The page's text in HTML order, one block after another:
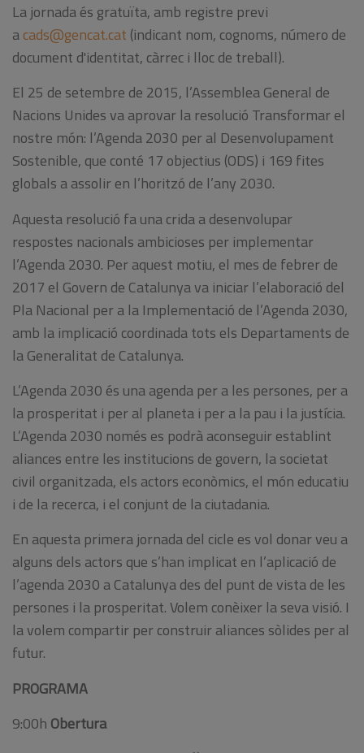
La jornada és gratuïta, amb registre previ
acads@gencat.cat (indicant nom, cognoms, número de
document d'identitat, càrrec i lloc de treball).
El 25 de setembre de 2015, l’Assemblea General de
Nacions Unides va aprovar la resolució Transformar el
nostre món: l’Agenda 2030 per al Desenvolupament
Sostenible, que conté 17 objectius (ODS) i 169 fites
globals a assolir en l’horitzó de l’any 2030.
Aquesta resolució fa una crida a desenvolupar
respostes nacionals ambicioses per implementar
l’Agenda 2030. Per aquest motiu, el mes de febrer de
2017 el Govern de Catalunya va iniciar l’elaboració del
Pla Nacional per a la Implementació de l’Agenda 2030,
amb la implicació coordinada tots els Departaments de
la Generalitat de Catalunya.
L’Agenda 2030 és una agenda per a les persones, per a
la prosperitat i per al planeta i per a la pau i la justícia.
L’Agenda 2030 només es podrà aconseguir establint
aliances entre les institucions de govern, la societat
civil organitzada, els actors econòmics, el món educatiu
i de la recerca, i el conjunt de la ciutadania.
En aquesta primera jornada del cicle es vol donar veu a
alguns dels actors que s’han implicat en l’aplicació de
l’agenda 2030 a Catalunya des del punt de vista de les
persones i la prosperitat. Volem conèixer la seva visió. I
la volem compartir per construir aliances sòlides per al
futur.
PROGRAMA
9:00h Obertura